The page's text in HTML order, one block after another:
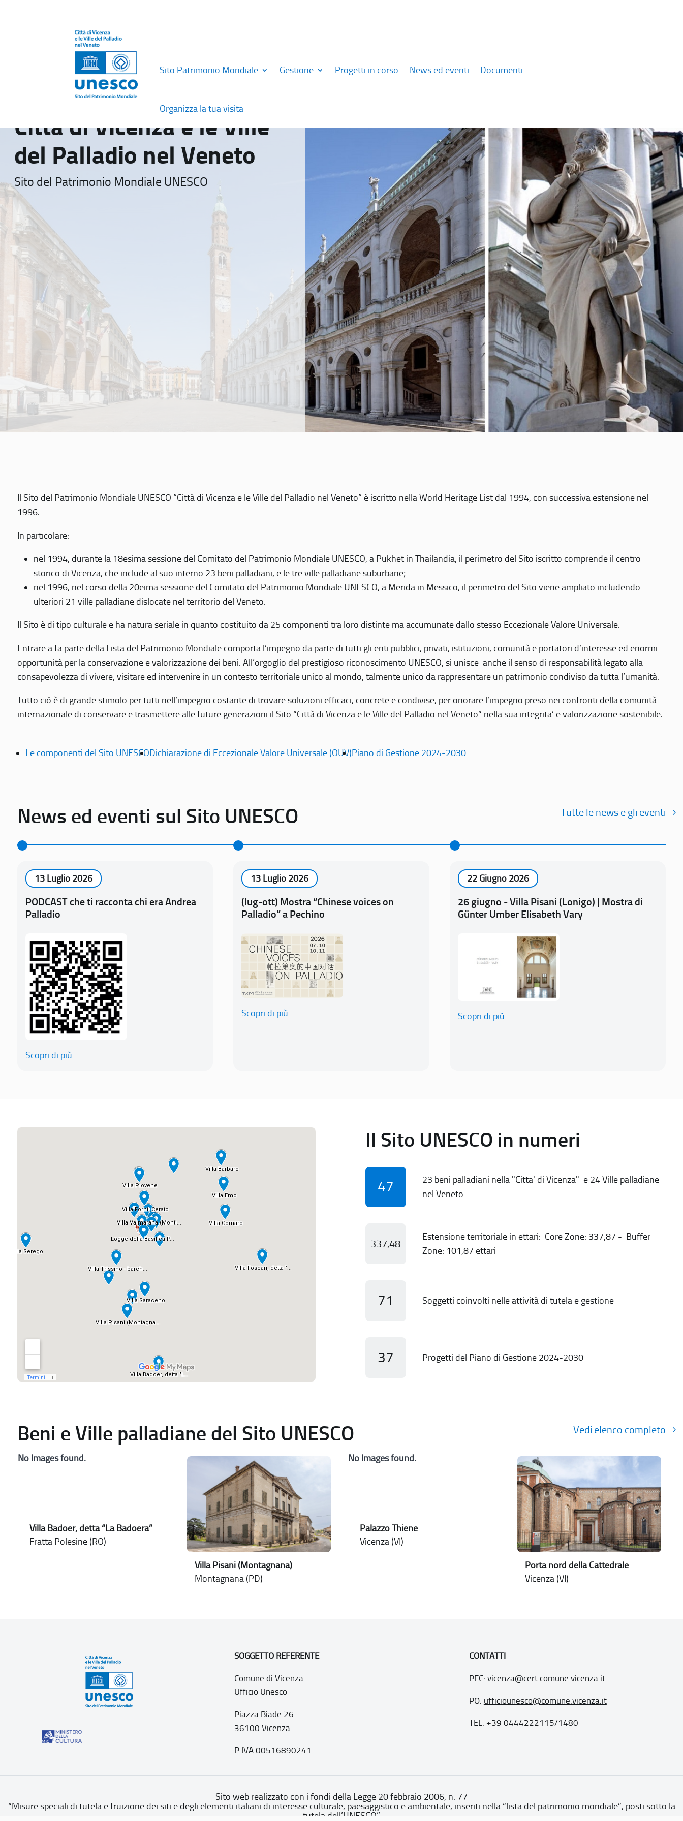
Sito Patrimonio Mondiale Gestione Progetti in corso News ed eventi Documenti
Organizza la tua visita
Città di Vicenza e le Ville
del Palladio nel Veneto
Sito del Patrimonio Mondiale UNESCO
Il Sito del Patrimonio Mondiale UNESCO “Città di Vicenza e le Ville del Palladio nel Veneto” è iscritto nella World Heritage List dal 1994, con successiva estensione nel
1996.
In particolare:
nel 1994, durante la 18esima sessione del Comitato del Patrimonio Mondiale UNESCO, a Pukhet in Thailandia, il perimetro del Sito iscritto comprende il centro
storico di Vicenza, che include al suo interno 23 beni palladiani, e le tre ville palladiane suburbane;
nel 1996, nel corso della 20eima sessione del Comitato del Patrimonio Mondiale UNESCO, a Merida in Messico, il perimetro del Sito viene ampliato includendo
ulteriori 21 ville palladiane dislocate nel territorio del Veneto.
Il Sito è di tipo culturale e ha natura seriale in quanto costituito da 25 componenti tra loro distinte ma accumunate dallo stesso Eccezionale Valore Universale.
Entrare a fa parte della Lista del Patrimonio Mondiale comporta l’impegno da parte di tutti gli enti pubblici, privati, istituzioni, comunità e portatori d’interesse ed enormi
opportunità per la conservazione e valorizzazione dei beni. All’orgoglio del prestigioso riconoscimento UNESCO, si unisce anche il senso di responsabilità legato alla
consapevolezza di vivere, visitare ed intervenire in un contesto territoriale unico al mondo, talmente unico da rappresentare un patrimonio condiviso da tutta l’umanità.
Tutto ciò è di grande stimolo per tutti nell’impegno costante di trovare soluzioni efficaci, concrete e condivise, per onorare l’impegno preso nei confronti della comunità
internazionale di conservare e trasmettere alle future generazioni il Sito “Città di Vicenza e le Ville del Palladio nel Veneto” nella sua integrita’ e valorizzazione sostenibile.
Le componenti del Sito UNESCODichiarazione di Eccezionale Valore Universale (OUV)Piano di Gestione 2024-2030
News ed eventi sul Sito UNESCO Tutte le news e gli eventi
13 Luglio 2026
PODCAST che ti racconta chi era Andrea
Palladio
Scopri di più
13 Luglio 2026
(lug-ott) Mostra “Chinese voices on
Palladio” a Pechino
Scopri di più
22 Giugno 2026
26 giugno - Villa Pisani (Lonigo) | Mostra di
Günter Umber Elisabeth Vary
Scopri di più
Il Sito UNESCO in numeri
47
23 beni palladiani nella "Citta' di Vicenza" e 24 Ville palladiane
nel Veneto
337,48
Estensione territoriale in ettari: Core Zone: 337,87 - Buffer
Zone: 101,87 ettari
71 Soggetti coinvolti nelle attività di tutela e gestione
37 Progetti del Piano di Gestione 2024-2030
Beni e Ville palladiane del Sito UNESCO Vedi elenco completo
No Images found.
Villa Badoer, detta “La Badoera”
Fratta Polesine (RO)
Villa Pisani (Montagnana)
Montagnana (PD)
No Images found.
Palazzo Thiene
Vicenza (VI)
Porta nord della Cattedrale
Vicenza (VI)
SOGGETTO REFERENTE
Comune di Vicenza
Ufficio Unesco
Piazza Biade 26
36100 Vicenza
P.IVA 00516890241
CONTATTI
PEC: vicenza@cert.comune.vicenza.it
PO: ufficiounesco@comune.vicenza.it
TEL: +39 0444222115/1480
Sito web realizzato con i fondi della Legge 20 febbraio 2006, n. 77
“Misure speciali di tutela e fruizione dei siti e degli elementi italiani di interesse culturale, paesaggistico e ambientale, inseriti nella “lista del patrimonio mondiale”, posti sotto la
tutela dell’UNESCO”